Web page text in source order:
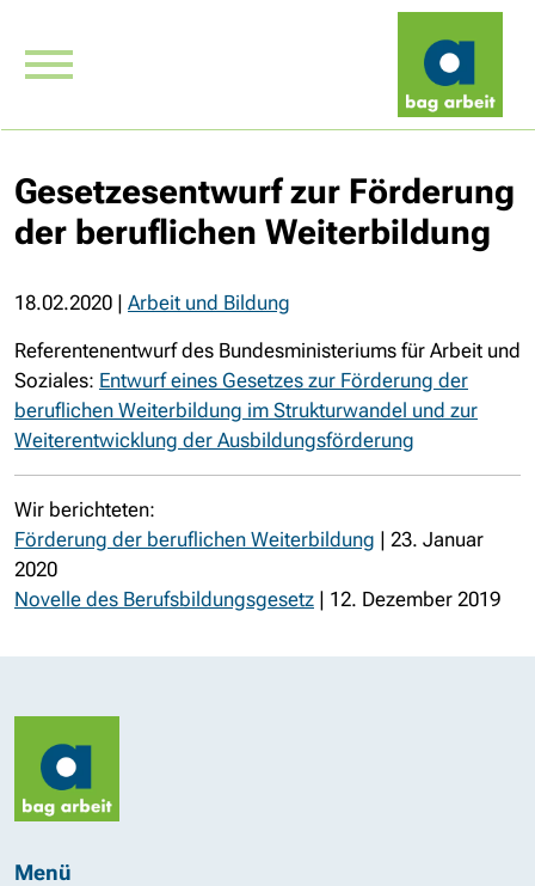
Gesetzesentwurf zur Förderung
der beruflichen Weiterbildung
18.02.2020 | Arbeit und Bildung
Referentenentwurf des Bundesministeriums für Arbeit und
Soziales: Entwurf eines Gesetzes zur Förderung der
beruflichen Weiterbildung im Strukturwandel und zur
Weiterentwicklung der Ausbildungsförderung
Wir berichteten:
Förderung der beruflichen Weiterbildung | 23. Januar
2020
Novelle des Berufsbildungsgesetz | 12. Dezember 2019
Menü